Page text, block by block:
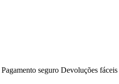
Pagamento seguro Devoluções fáceis